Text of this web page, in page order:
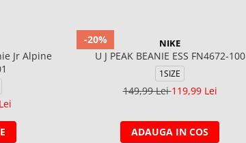
Jr Alpine
-20% NIKE
U J PEAK BEANIE ESS FN4672-100
1SIZE
149,99 Lei119,99 Lei
ADAUGA IN COS